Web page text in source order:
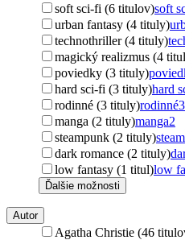
soft sci-fi (6 titulov)soft
urban fantasy (4 tituly)
technothriller (4 tituly)
magický realizmus (4
poviedky (3 tituly)
hard sci-fi (3 tituly)hard
rodinné (3 tituly)rodinné3
manga (2 tituly)manga2
steampunk (2 tituly)
dark romance (2 tituly)
low fantasy (1 titul)low
Ďalšie možnosti
Autor
Agatha Christie (46